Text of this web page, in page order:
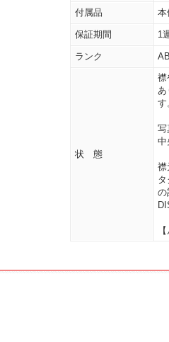
付属品
本
保証期間 1
ランク
状 態
襟
あ
す
写
中
襟
タ
の